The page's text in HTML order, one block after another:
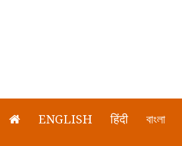
ENGLISH हिंदी বাংলা